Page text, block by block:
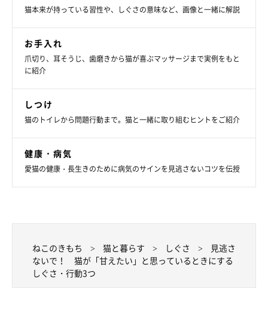
猫本来が持っている習性や、しぐさの意味など、画像と一緒に解説
お手入れ
爪切り、耳そうじ、歯磨きから猫が喜ぶマッサージまで実例をもと
に紹介
しつけ
猫のトイレから問題行動まで。猫と一緒に取り組むヒントをご紹介
健康・病気
愛猫の健康・長生きのために病気のサインを見逃さないコツを伝授
ねこのきもち 猫と暮らす しぐさ
見逃さ
ないで！ 猫が「甘えたい」と思っているときにする
しぐさ・行動3つ